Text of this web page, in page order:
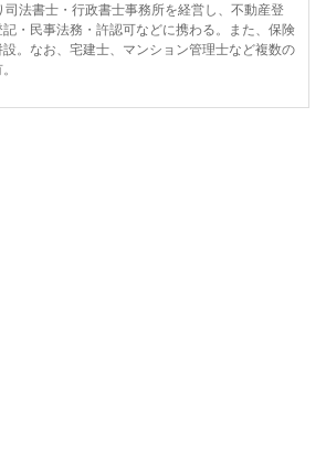
司法書士・行政書士事務所を経営し、不動産登
記・民事法務・許認可などに携わる。また、保険
設。なお、宅建士、マンション管理士など複数の